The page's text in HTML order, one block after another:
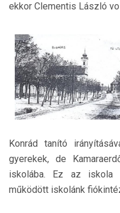
ekkor Clementis László
Konrád tanító
gyerekek, de
iskolába. Ez az
működött iskolánk